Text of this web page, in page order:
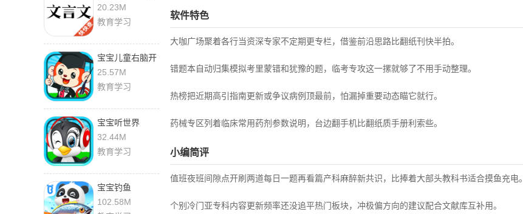
新版
20.23M
教育学习
宝宝儿童右脑开
发 3.3qr 最新版
25.57M
教育学习
宝宝听世界
2.7qfx 最新版
32.44M
教育学习
宝宝钓鱼
9.93.00.00 最新
102.58M
软件特色
大咖广场聚着各行当资深专家不定期更专栏，借鉴前沿思路比翻纸刊快半拍。
错题本自动归集模拟考里蒙错和犹豫的题，临考专攻这一摞就够了不用手动整理。
热榜把近期高引指南更新或争议病例顶最前，怕漏掉重要动态瞄它就行。
药械专区列着临床常用药剂参数说明，台边翻手机比翻纸质手册利索些。
小编简评
值班夜班间隙点开刷两道每日一题再看篇产科麻醉新共识，比捧着大部头教科书适合摸鱼充电。
个别冷门亚专科内容更新频率还没追平热门板块，冲极偏方向的建议配合文献库互补用。